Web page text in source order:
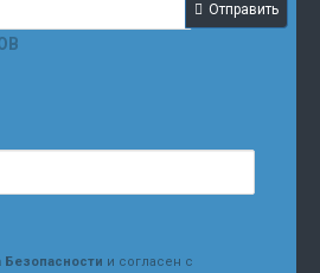
Отправить
Безопасности и согласен с